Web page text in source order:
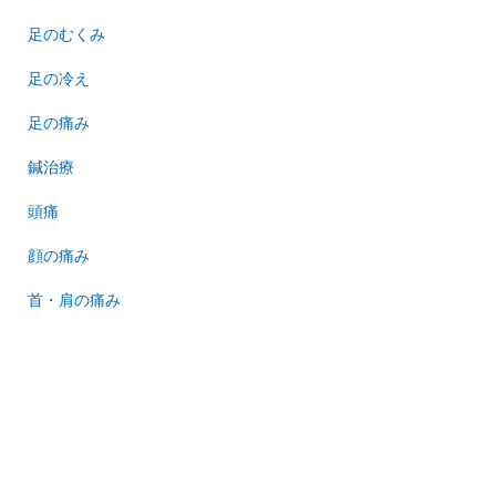
足のむくみ
足の冷え
足の痛み
鍼治療
頭痛
顔の痛み
首・肩の痛み